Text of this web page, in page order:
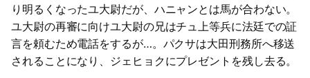
り明るくなったユ大尉だが、ハニャンとは馬が合わない。
ユ大尉の再審に向けユ大尉の兄はチュ上等兵に法廷での証
言を頼むため電話をするが…。パクサは大田刑務所へ移送
されることになり、ジェヒョクにプレゼントを残し去る。